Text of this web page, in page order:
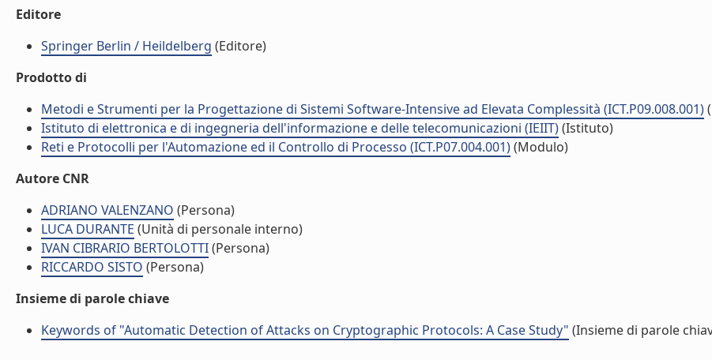
Editore
Springer Berlin / Heildelberg (Editore)
Prodotto di
Metodi e Strumenti per la Progettazione di Sistemi Software-Intensive ad Elevata Complessità (ICT.P09.008.001)
Istituto di elettronica e di ingegneria dell'informazione e delle telecomunicazioni (IEIIT)(Istituto)
Reti e Protocolli per l'Automazione ed il Controllo di Processo (ICT.P07.004.001)(Modulo)
Autore CNR
ADRIANO VALENZANO (Persona)
LUCA DURANTE (Unità di personale interno)
IVAN CIBRARIO BERTOLOTTI(Persona)
RICCARDO SISTO (Persona)
Insieme di parole chiave
Keywords of "Automatic Detection of Attacks on Cryptographic Protocols: A Case Study" (Insieme di parole